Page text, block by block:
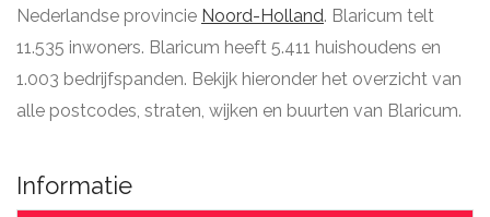
Nederlandse provincie Noord-Holland. Blaricum telt
11.535 inwoners. Blaricum heeft 5.411 huishoudens en
1.003 bedrijfspanden. Bekijk hieronder het overzicht van
alle postcodes, straten, wijken en buurten van Blaricum.
Informatie